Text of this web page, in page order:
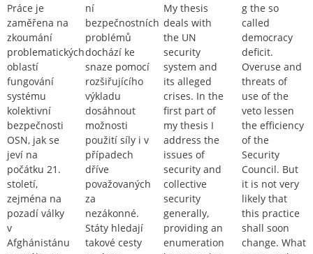
Práce je
zaměřena na
zkoumání
problematických
oblastí
fungování
systému
kolektivní
bezpečnosti
OSN, jak se
jeví na
počátku 21.
století,
zejména na
pozadí války
v
Afghánistánu
ní
bezpečnostních
problémů
dochází ke
snaze pomocí
rozšiřujícího
výkladu
dosáhnout
možnosti
použití síly i v
případech
dříve
považovaných
za
nezákonné.
Státy hledají
takové cesty
My thesis
deals with
the UN
security
system and
its alleged
crises. In the
first part of
my thesis I
address the
issues of
security and
collective
security
generally,
providing an
enumeration
g the so
called
democracy
deficit.
Overuse and
threats of
use of the
veto lessen
the efficiency
of the
Security
Council. But
it is not very
likely that
this practice
shall soon
change. What